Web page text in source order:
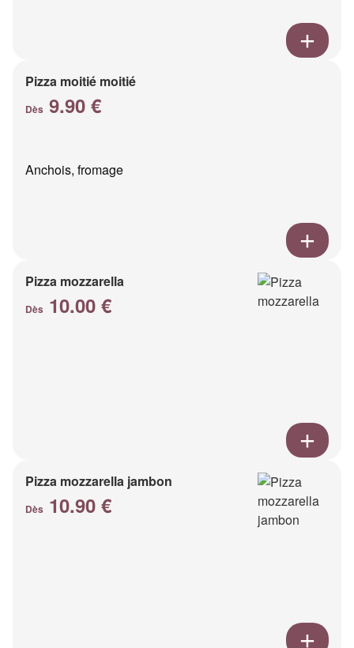
Pizza moitié moitié
Dès 9.90 €
Anchois, fromage
Pizza mozzarella
Dès 10.00 €
Pizza mozzarella jambon
Dès 10.90 €